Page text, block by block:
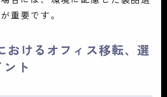
重要です。
おけるオフィス移転、選
ト